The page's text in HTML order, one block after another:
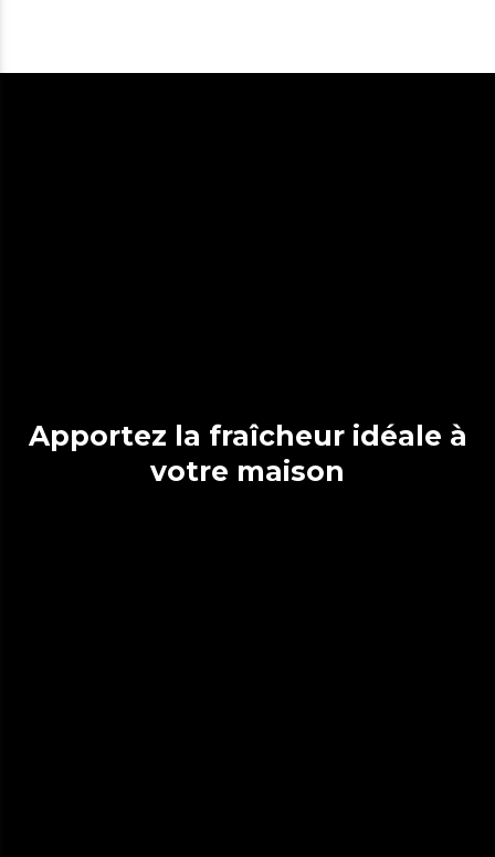
Apportez la fraîcheur idéale à
votre maison